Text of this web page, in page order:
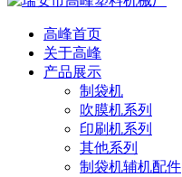
高峰首页
关于高峰
产品展示
制袋机
吹膜机系列
印刷机系列
其他系列
制袋机辅机配件